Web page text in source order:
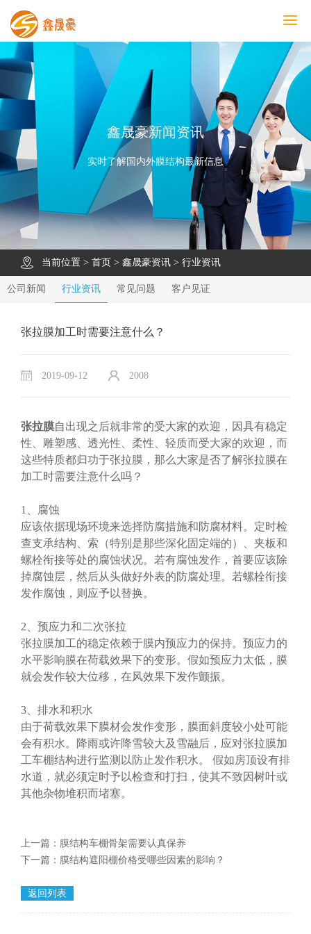
鑫晟豪首页
产品中心
工程案例
膜结构车棚
污水池反吊膜加盖
鑫晟豪资讯
关于鑫晟豪
联系鑫晟豪
鑫晟豪新闻资讯
实时了解国内外膜结构最新信息
当前位置 > 首页 > 鑫晟豪资讯 > 行业资讯
公司新闻 行业资讯 常见问题 客户见证
张拉膜加工时需要注意什么？
2019-09-12 2008
张拉膜自出现之后就非常的受大家的欢迎，因具有稳定
性、雕塑感、透光性、柔性、轻质而受大家的欢迎，而
这些特质都归功于张拉膜，那么大家是否了解张拉膜在
加工时需要注意什么吗？
1、腐蚀
应该依据现场环境来选择防腐措施和防腐材料。定时检
查支承结构、索（特别是那些深化固定端的）、夹板和
螺栓衔接等处的腐蚀状况。若有腐蚀发作，首要应该除
掉腐蚀层，然后从头做好外表的防腐处理。若螺栓衔接
发作腐蚀，则应予以替换。
2、预应力和二次张拉
张拉膜加工的稳定依赖于膜内预应力的保持。预应力的
水平影响膜在荷载效果下的变形。假如预应力太低，膜
就会发作较大位移，在风效果下发作颤振。
3、排水和积水
由于荷载效果下膜材会发作变形，膜面斜度较小处可能
会有积水。降雨或许降雪较大及雪融后，应对张拉膜加
工车棚结构进行监测以防止发作积水。 假如房顶设有排
水道，就必须定时予以检查和打扫，使其不致因树叶或
其他杂物堆积而堵塞。
上一篇： 膜结构车棚骨架需要认真保养
下一篇： 膜结构遮阳棚价格受哪些因素的影响？
返回列表